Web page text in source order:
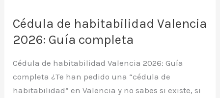
Cédula de habitabilidad Valencia
2026: Guía completa
Cédula de habitabilidad Valencia 2026: Guía
completa ¿Te han pedido una “cédula de
habitabilidad” en Valencia y no sabes si existe, si